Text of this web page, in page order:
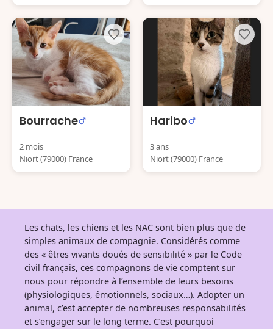
Bourrache
2 mois
Niort (79000) France
Haribo
3 ans
Niort (79000) France
Les chats, les chiens et les NAC sont bien plus que de
simples animaux de compagnie. Considérés comme
des « êtres vivants doués de sensibilité » par le Code
civil français, ces compagnons de vie comptent sur
nous pour répondre à l’ensemble de leurs besoins
(physiologiques, émotionnels, sociaux…). Adopter un
animal, c’est accepter de nombreuses responsabilités
et s’engager sur le long terme. C’est pourquoi